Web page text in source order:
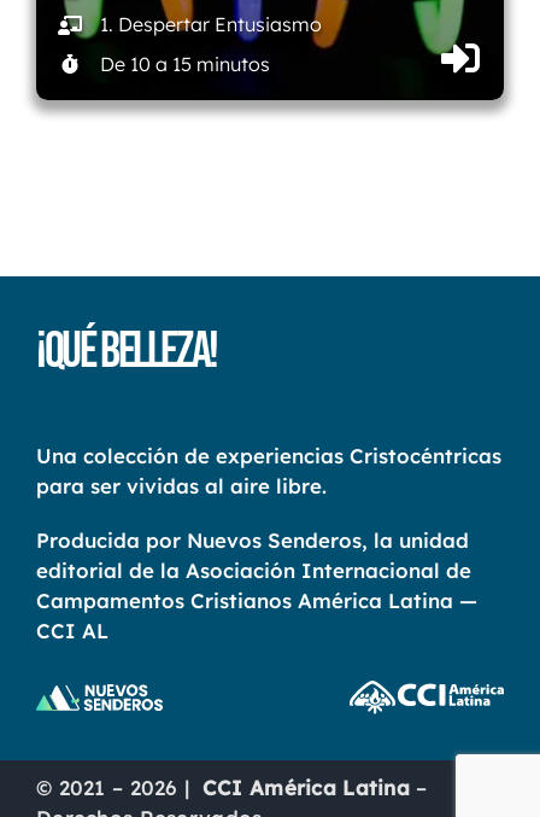
1. Despertar Entusiasmo
De 10 a 15 minutos
¡Qué Belleza!
Una colección de experiencias Cristocéntricas
para ser vividas al aire libre.
Producida por Nuevos Senderos, la unidad
editorial de la Asociación Internacional de
Campamentos Cristianos América Latina —
CCI AL
© 2021 – 2026 | CCI América Latina –